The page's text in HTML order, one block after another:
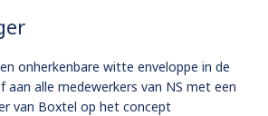
onherkenbare witte enveloppe in de
aan alle medewerkers van NS met een
van Boxtel op het concept